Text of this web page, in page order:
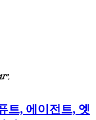
트, 에이전트, 엣